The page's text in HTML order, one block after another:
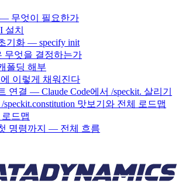
무엇이 필요한가
설치
기화 — specify init
무엇을 결정하는가
폴딩 해부
에 이렇게 채워진다
연결 — Claude Code에서 /speckit. 살리기
맛보기와 전체 로드맵
로드맵
명령까지 — 전체 흐름